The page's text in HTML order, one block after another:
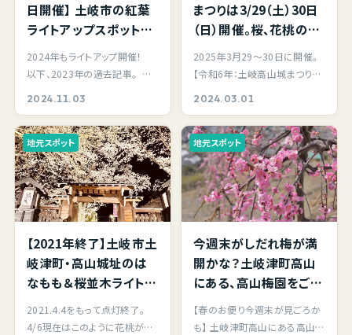
日開催】 土岐市の紅葉
ライトアップスポット、
土岐津町 穴弘法 もみじ
と100地蔵のライトアッ
見やぐらから土岐市の
夜景もご覧あれ。地元の
隠れた穴場スポットで
す。
2024年もライトアップ開催！
以下、2023年の過去記事。
2024.11.03
まつりは3/29（土）30日
（日）開催。桜、花桃の見
頃は4月上旬～。桜の夜
間ライトアップ3/29～1
時頃まで点灯。
2025年3月29～30日に開催。
【令和6年：土岐高山城まつり】 3
2024.03.01
【2021年終了】土岐市土
岐津町・高山城址のは
なもも＆桜並木ライトア
ップ 2021年3月27日
（土）～4月4日（日）18時
2021.4.4をもって点灯終了。
4/6現在はこのように花桃がキ
地元スポット
今週末がしだれ梅が満
開かな？土岐津町高山
にある、高山梅園をご存
知ですか？拓けた高台に
ある眺めも素敵な場所
【春のお便り今週末が見ごろか
も】 土岐津町高山にある高山公
地元スポット